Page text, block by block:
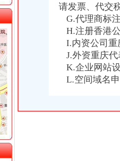
报考条件？？-重庆公务员-
式渝企可享“全国海关如同一关”
关单_新闻_大众网
渝企可享“全国海关如同一关”
试工作有关安排的通知—
名网
全国任一海关办手续|海关|重庆|
优惠原产地无纸申报有关事宜的
告-报关员-环球网校
请发票、代交
G.代理商标
H.注册香港
I.内资公司重
J.外资重庆代
K.企业网站
L.空间域名